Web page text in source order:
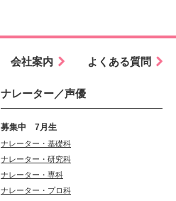
会社案内 よくある質問
ナレーター／声優
募集中 7月生
ナレーター・基礎科
ナレーター・研究科
ナレーター・専科
ナレーター・プロ科